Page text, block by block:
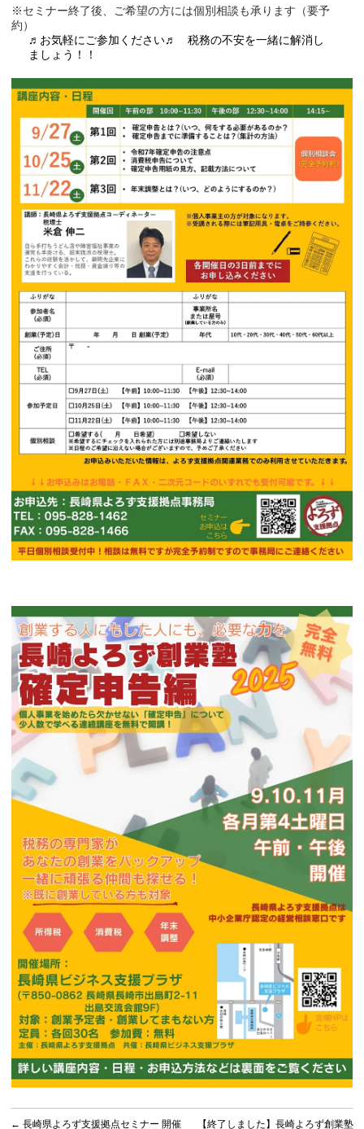
※セミナー終了後、ご希望の方には個別相談も承ります（要予
約）
♬お気軽にご参加ください♬ 税務の不安を一緒に解消し
ましょう！！
← 長崎県よろず支援拠点セミナー 開催 【終了しました】長崎よろず創業塾